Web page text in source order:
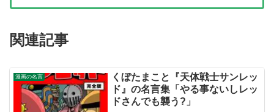
関連記事
漫画の名言
くぼたまこと『天体戦士サンレッ
ド』の名言集「やる事ないしレッ
ドさんでも襲う?」